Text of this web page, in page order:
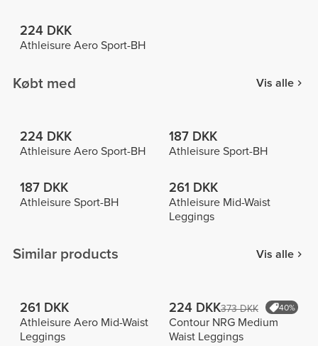
224 DKK
Athleisure Aero Sport-BH
Købt med Vis alle
224 DKK
Athleisure Aero Sport-BH
187 DKK
Athleisure Sport-BH
187 DKK
Athleisure Sport-BH
261 DKK
Athleisure Mid-Waist
Leggings
Similar products Vis alle
261 DKK
Athleisure Aero Mid-Waist
Leggings
224 DKK373 DKK 40%
Contour NRG Medium
Waist Leggings